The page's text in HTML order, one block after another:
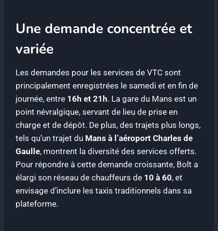
Une demande concentrée et
variée
Les demandes pour les services de VTC sont
principalement enregistrées le samedi et en fin de
journée, entre 16h et 21h. La gare du Mans est un
point névralgique, servant de lieu de prise en
charge et de dépôt. De plus, des trajets plus longs,
tels qu’un trajet du Mans à l’aéroport Charles de
Gaulle, montrent la diversité des services offerts.
Pour répondre à cette demande croissante, Bolt a
élargi son réseau de chauffeurs de 10 à 60, et
envisage d’inclure les taxis traditionnels dans sa
plateforme.